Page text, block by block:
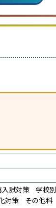
入試対策
学校別
対策
その他科